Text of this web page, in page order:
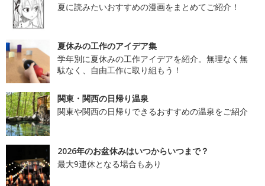
夏に読みたいおすすめの漫画をまとめてご紹介！
夏休みの工作のアイデア集
学年別に夏休みの工作アイデアを紹介。無理なく無
駄なく、自由工作に取り組もう！
関東・関西の日帰り温泉
関東や関西の日帰りできるおすすめの温泉をご紹介
2026年のお盆休みはいつからいつまで？
最大9連休となる場合もあり